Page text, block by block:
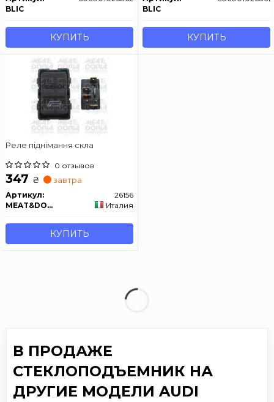
BLIC
КУПИТЬ
BLIC
КУПИТЬ
Реле піднімання скла
0 отзывов
347 ₴ завтра
Артикул:
26156
MEAT&DORIA
Италия
КУПИТЬ
В ПРОДАЖЕ
СТЕКЛОПОДЪЕМНИК НА
ДРУГИЕ МОДЕЛИ AUDI